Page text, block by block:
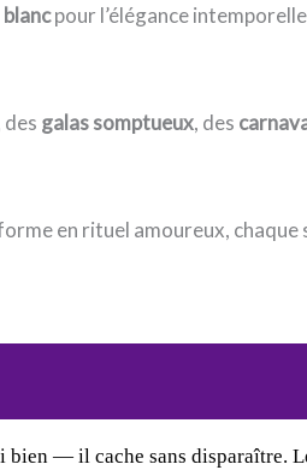
blancpour l’élégance
des galas somptueux, des
en rituel amoureux, chaque
bien — il cache sans disparaître.